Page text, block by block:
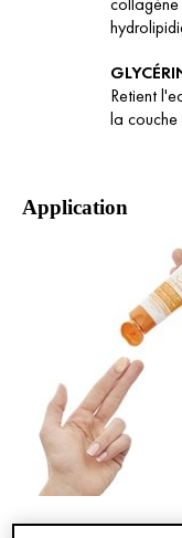
Retient
la couche
Application